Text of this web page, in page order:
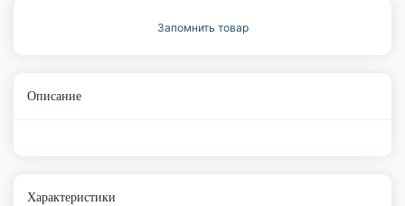
Запомнить товар
Описание
Характеристики